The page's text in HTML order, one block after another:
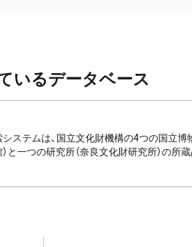
いるデータベース
ステムは、国立文化財機構の4つの国立博
と一つの研究所（奈良文化財研究所）の所